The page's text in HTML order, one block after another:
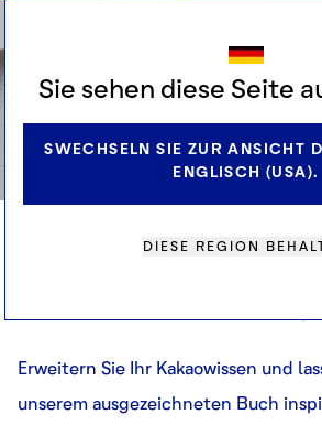
Sie sehen diese Seite
SWECHSELN SIE ZUR ANSICHT
ENGLISCH (USA).
DIESE REGION
8 Köche, 30 Rezepte, 1
Das exklusiv für Köche und
Erweitern Sie Ihr Kakaowissen und
unserem ausgezeichneten Buch